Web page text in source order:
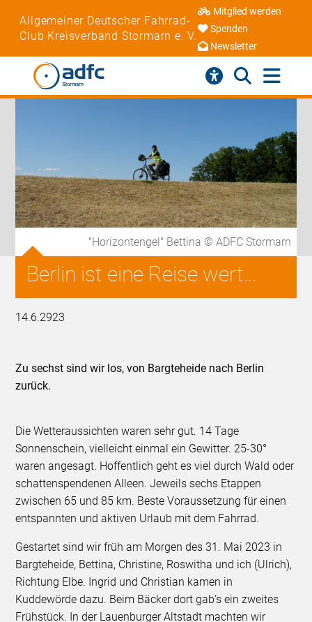
Allgemeiner Deutscher Fahrrad-
Club Kreisverband Stormarn e. V.
Mitglied werden
Spenden
Newsletter
"Horizontengel" Bettina © ADFC Stormarn
Berlin ist eine Reise wert...
14.6.2923
Zu sechst sind wir los, von Bargteheide nach Berlin
zurück.
Die Wetteraussichten waren sehr gut. 14 Tage
Sonnenschein, vielleicht einmal ein Gewitter. 25-30°
waren angesagt. Hoffentlich geht es viel durch Wald oder
schattenspendenen Alleen. Jeweils sechs Etappen
zwischen 65 und 85 km. Beste Voraussetzung für einen
entspannten und aktiven Urlaub mit dem Fahrrad.
Gestartet sind wir früh am Morgen des 31. Mai 2023 in
Bargteheide, Bettina, Christine, Roswitha und ich (Ulrich),
Richtung Elbe. Ingrid und Christian kamen in
Kuddewörde dazu. Beim Bäcker dort gab's ein zweites
Frühstück. In der Lauenburger Altstadt machten wir